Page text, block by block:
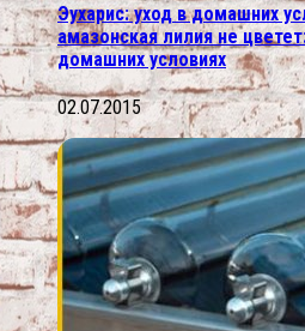
Эухарис: уход в домашних
амазонская лилия не
домашних условиях
02.07.2015